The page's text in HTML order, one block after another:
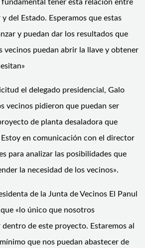
fundamental tener esta relación entre
del Estado. Esperamos que estas
y puedan dar los resultados que
vecinos puedan abrir la llave y obtener
el delegado presidencial, Galo
vecinos pidieron que puedan ser
de planta desaladora que
en comunicación con el director
para analizar las posibilidades que
la necesidad de los vecinos».
de la Junta de Vecinos El Panul
«lo único que nosotros
dentro de este proyecto. Estaremos al
que nos puedan abastecer de